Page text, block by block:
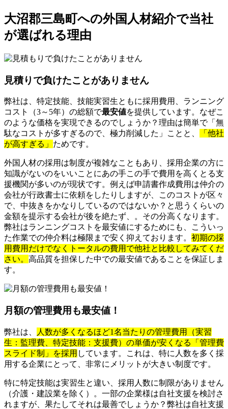
大沼郡三島町への外国人材紹介で当社
が選ばれる理由
見積りで負けたことがありません
弊社は、特定技能、技能実習生ともに採用費用、ランニング
コスト（3～5年）の総額で最安値を提供しています。なぜこ
のような価格を実現できるのでしょうか？理由は簡単で「無
駄なコストが多すぎるので、極力削減した」ことと、
「他社
が高すぎる」 ためです。
外国人材の採用は制度が複雑なこともあり、採用企業の方に
知識がないのをいいことにあの手この手で費用を高くとる支
援機関が多いのが現状です。例えば申請書作成費用は仲介の
会社が行政書士に依頼をしたりしますが、このコストが区々
で、中抜きをかなりしているのではないか？と思うくらいの
金額を提示する会社が後を絶たず、。その分高くなります。
弊社はランニングコストを最安値にするためにも、こういっ
た作業での仲介料は極限まで安く抑えております。 初期の採
用費用だけでなくトータルの費用で他社と比較してみてくだ
さい。 高品質を担保した中での最安値であることを保証しま
す。
月額の管理費用も最安値！
弊社は、
人数が多くなるほど1名当たりの管理費用（実習
生：監理費、特定技能：支援費）の単価が安くなる「管理費
スライド制」を採用 しています。これは、特に人数を多く採
用する企業にとって、非常にメリットが大きい制度です。
特に特定技能は実習生と違い、採用人数に制限がありません
（介護・建設業を除く）。一部の企業様は自社支援を検討さ
れますが、果たしてそれは最善でしょうか？弊社は自社支援